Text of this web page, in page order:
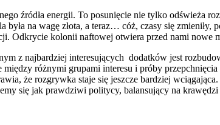
źródła energii. To posunięcie nie tylko odświeża
na wagę złota, a teraz… cóż, czasy się
Odkrycie kolonii naftowej otwiera przed nami nowe
z najbardziej interesujących dodatków jest
różnymi grupami interesu i próby
że rozgrywka staje się jeszcze bardziej
się jak prawdziwi politycy, balansujący na krawędzi